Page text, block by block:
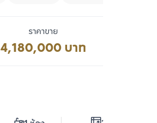
ราคาขาย
4,180,000 บาท